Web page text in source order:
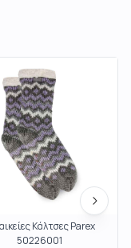
Κάλτσες Parex
50226001